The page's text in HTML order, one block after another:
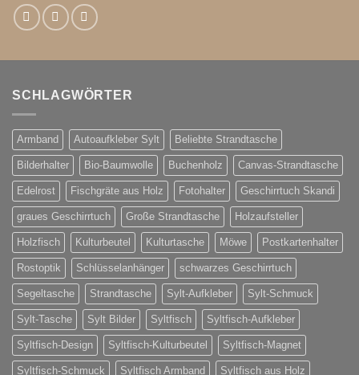
SCHLAGWÖRTER
Armband Autoaufkleber Sylt Beliebte Strandtasche
Bilderhalter Bio-Baumwolle Buchenholz Canvas-Strandtasche
Edelrost Fischgräte aus Holz Fotohalter Geschirrtuch Skandi
graues Geschirrtuch Große Strandtasche Holzaufsteller
Holzfisch Kulturbeutel Kulturtasche Möwe Postkartenhalter
Rostoptik Schlüsselanhänger schwarzes Geschirrtuch
Segeltasche Strandtasche Sylt-Aufkleber Sylt-Schmuck
Sylt-Tasche Sylt Bilder Syltfisch Syltfisch-Aufkleber
Syltfisch-Design Syltfisch-Kulturbeutel Syltfisch-Magnet
Syltfisch-Schmuck Syltfisch Armband Syltfisch aus Holz